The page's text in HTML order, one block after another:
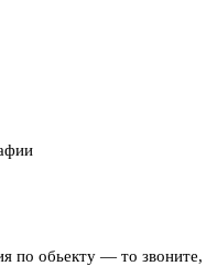
по обьекту — то звоните,